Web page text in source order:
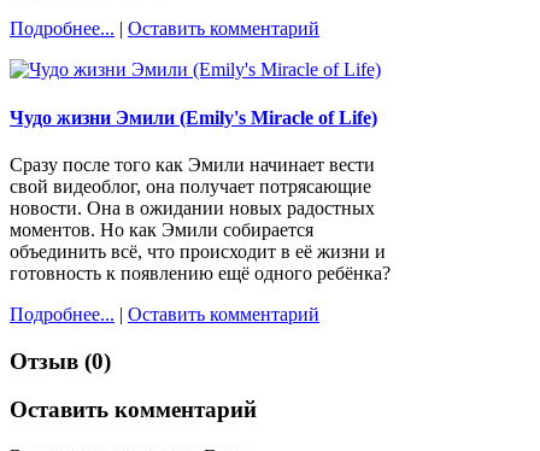
Подробнее... | Оставить комментарий
Чудо жизни Эмили (Emily's Miracle of Life)
Сразу после того как Эмили начинает вести
свой видеоблог, она получает потрясающие
новости. Она в ожидании новых радостных
моментов. Но как Эмили собирается
объединить всё, что происходит в её жизни и
готовность к появлению ещё одного ребёнка?
Подробнее... | Оставить комментарий
Отзыв (0)
Оставить комментарий